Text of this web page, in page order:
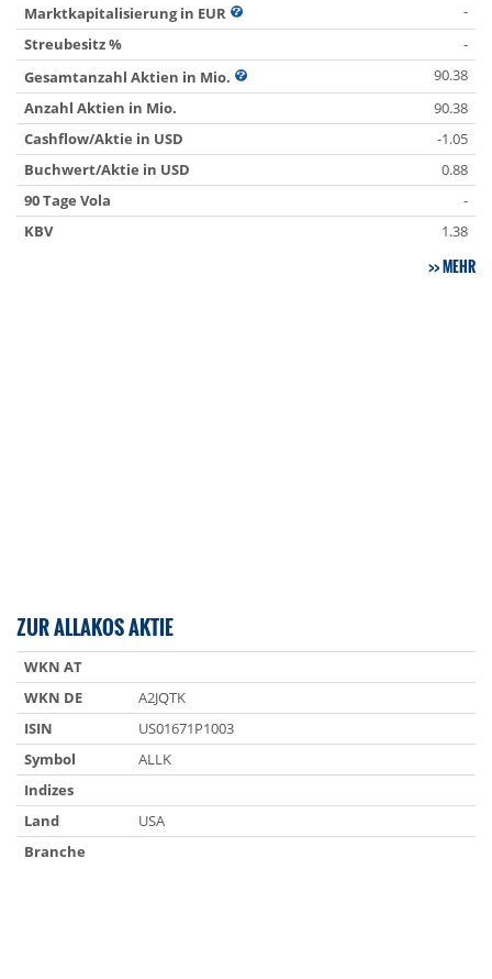
Marktkapitalisierung in EUR
-
Streubesitz %
-
Gesamtanzahl Aktien in Mio.
90.38
Anzahl Aktien in Mio.
90.38
Cashflow/Aktie in USD
-1.05
Buchwert/Aktie in USD
0.88
90 Tage Vola
-
KBV
1.38
MEHR
ZUR ALLAKOS AKTIE
WKN AT
WKN DE
A2JQTK
ISIN
US01671P1003
Symbol
ALLK
Indizes
Land
USA
Branche